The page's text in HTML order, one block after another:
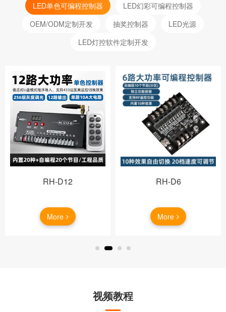
LED单色可编程控制器
LED幻彩可编程控制器
OEM/ODM定制开发
抽奖控制器
LED光源
LED灯控软件定制开发
RH-D12
More
RH-D6
More
视频教程